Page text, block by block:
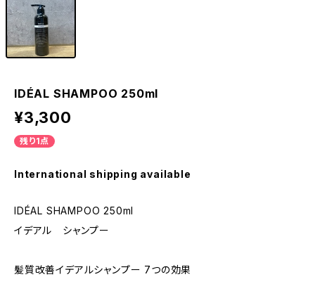
IDÉAL SHAMPOO 250ml
¥3,300
残り1点
International shipping available
IDÉAL SHAMPOO 250ml
イデアル シャンプー
髪質改善イデアルシャンプー 7つの効果